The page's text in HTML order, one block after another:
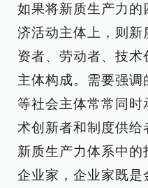
如果将新质生产力的
济活动主体上，则新
资者、劳动者、技
主体构成。需要强调
等社会主体常常同时
术创新者和制度供给
新质生产力体系中的
企业家，企业家既是